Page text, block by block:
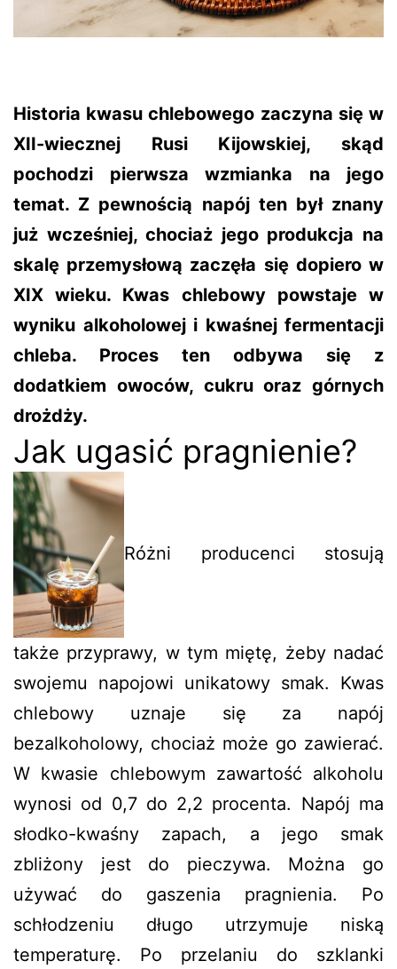
Historia kwasu chlebowego zaczyna się w
XII-wiecznej Rusi Kijowskiej, skąd
pochodzi pierwsza wzmianka na jego
temat. Z pewnością napój ten był znany
już wcześniej, chociaż jego produkcja na
skalę przemysłową zaczęła się dopiero w
XIX wieku. Kwas chlebowy powstaje w
wyniku alkoholowej i kwaśnej fermentacji
chleba. Proces ten odbywa się z
dodatkiem owoców, cukru oraz górnych
drożdży.
Jak ugasić pragnienie?
Różni producenci stosują
także przyprawy, w tym miętę, żeby nadać
swojemu napojowi unikatowy smak. Kwas
chlebowy uznaje się za napój
bezalkoholowy, chociaż może go zawierać.
W kwasie chlebowym zawartość alkoholu
wynosi od 0,7 do 2,2 procenta. Napój ma
słodko-kwaśny zapach, a jego smak
zbliżony jest do pieczywa. Można go
używać do gaszenia pragnienia. Po
schłodzeniu długo utrzymuje niską
temperaturę. Po przelaniu do szklanki